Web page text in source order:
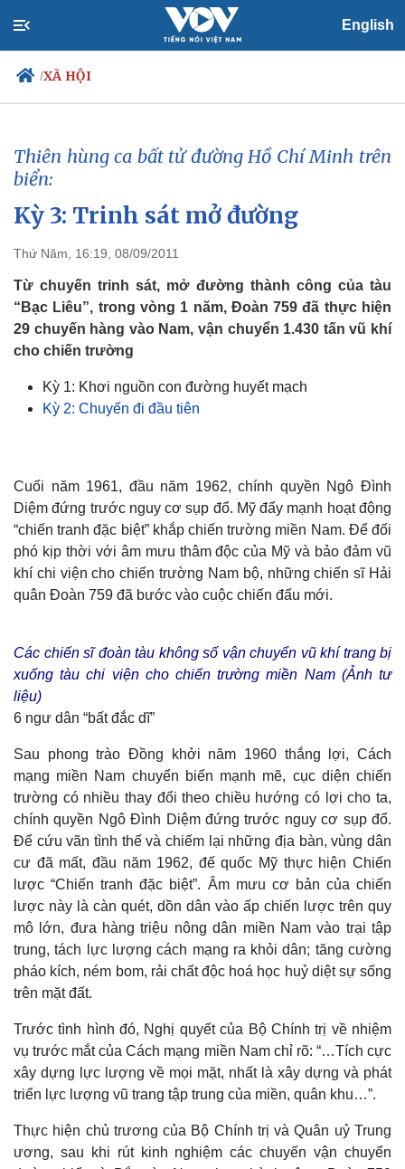
English
/XÃ HỘI
Chính trị
Tổ chức nhân sự
Quốc hội
Nhận diện sự thật
Xã hội
Dự báo thời tiết
Biển đảo
Thiên hùng ca bất tử đường Hồ Chí Minh trên
biển:
Kỳ 3: Trinh sát mở đường
Thứ Năm, 16:19, 08/09/2011
Từ chuyến trinh sát, mở đường thành công của tàu
“Bạc Liêu”, trong vòng 1 năm, Đoàn 759 đã thực hiện
29 chuyến hàng vào Nam, vận chuyển 1.430 tấn vũ khí
cho chiến trường
Kỳ 1: Khơi nguồn con đường huyết mạch
Kỳ 2: Chuyến đi đầu tiên
Cuối năm 1961, đầu năm 1962, chính quyền Ngô Đình
Diệm đứng trước nguy cơ sụp đổ. Mỹ đẩy mạnh hoạt động
“chiến tranh đặc biệt” khắp chiến trường miền Nam. Để đối
phó kịp thời với âm mưu thâm độc của Mỹ và bảo đảm vũ
khí chi viện cho chiến trường Nam bộ, những chiến sĩ Hải
quân Đoàn 759 đã bước vào cuộc chiến đấu mới.
Các chiến sĩ đoàn tàu không số vận chuyển vũ khí trang bị
xuống tàu chi viện cho chiến trường miền Nam (Ảnh tư
liệu)
6 ngư dân “bất đắc dĩ”
Sau phong trào Đồng khởi năm 1960 thắng lợi, Cách
mạng miền Nam chuyển biến mạnh mẽ, cục diện chiến
trường có nhiều thay đổi theo chiều hướng có lợi cho ta,
chính quyền Ngô Đình Diệm đứng trước nguy cơ sụp đổ.
Để cứu vãn tình thế và chiếm lại những địa bàn, vùng dân
cư đã mất, đầu năm 1962, đế quốc Mỹ thực hiện Chiến
lược “Chiến tranh đặc biệt”. Âm mưu cơ bản của chiến
lược này là càn quét, dồn dân vào ấp chiến lược trên quy
mô lớn, đưa hàng triệu nông dân miền Nam vào trại tập
trung, tách lực lượng cách mạng ra khỏi dân; tăng cường
pháo kích, ném bom, rải chất độc hoá học huỷ diệt sự sống
trên mặt đất.
Trước tình hình đó, Nghị quyết của Bộ Chính trị về nhiệm
vụ trước mắt của Cách mạng miền Nam chỉ rõ: “…Tích cực
xây dựng lực lượng về mọi mặt, nhất là xây dựng và phát
triển lực lượng vũ trang tập trung của miền, quân khu…”.
Thực hiện chủ trương của Bộ Chính trị và Quân uỷ Trung
ương, sau khi rút kinh nghiệm các chuyến vận chuyển